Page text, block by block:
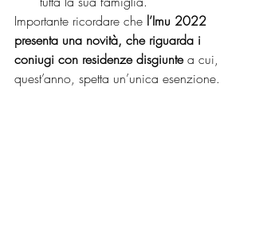
Importante ricordare che l’Imu 2022
presenta una novità, che riguarda i
coniugi con residenze disgiunte a cui,
quest’anno, spetta un’unica esenzione.